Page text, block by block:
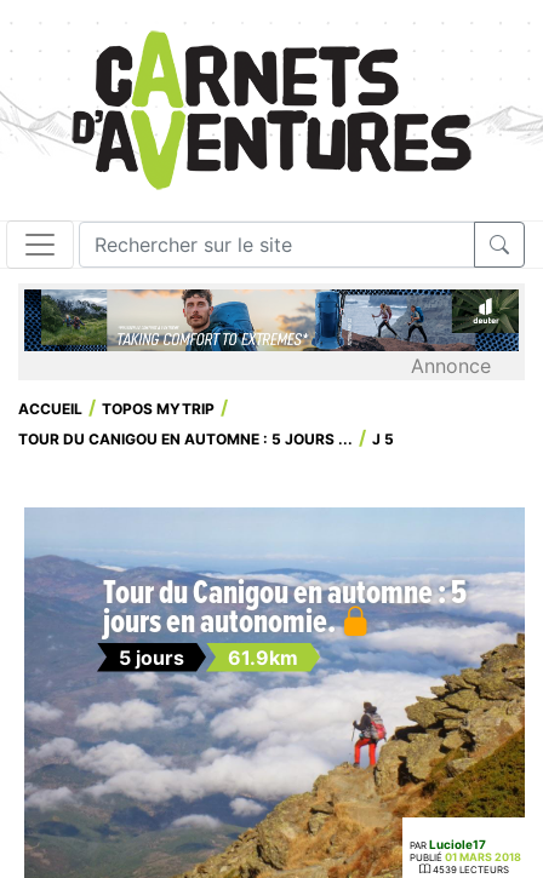
Annonce
ACCUEIL
TOPOS MYTRIP
TOUR DU CANIGOU EN AUTOMNE : 5 JOURS ...
J 5
Tour du Canigou en automne : 5
jours en autonomie.
5 jours 61.9km
PAR Luciole17
PUBLIÉ 01 MARS 2018
4539 LECTEURS